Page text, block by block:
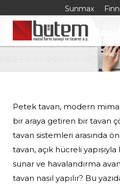
content
Sunmax
Petek Tavan Nasıl
Petek tavan, modern
bir araya getiren bir tavan
tavan sistemleri arasında
tavan, açık hücreli
sunar ve havalandırma
tavan nasıl yapılır? Bu